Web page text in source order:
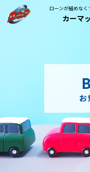
ローンが組めなく
カーマ
お